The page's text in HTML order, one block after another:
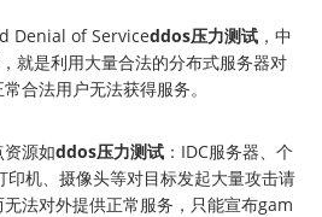
Denial of Serviceddos压力测试 ，中
就是利用大量合法的分布式服务器对
合法用户无法获得服务。
资源如ddos压力测试 ：IDC服务器、个
印机、摄像头等对目标发起大量攻击请
法对外提供正常服务，只能宣布gam